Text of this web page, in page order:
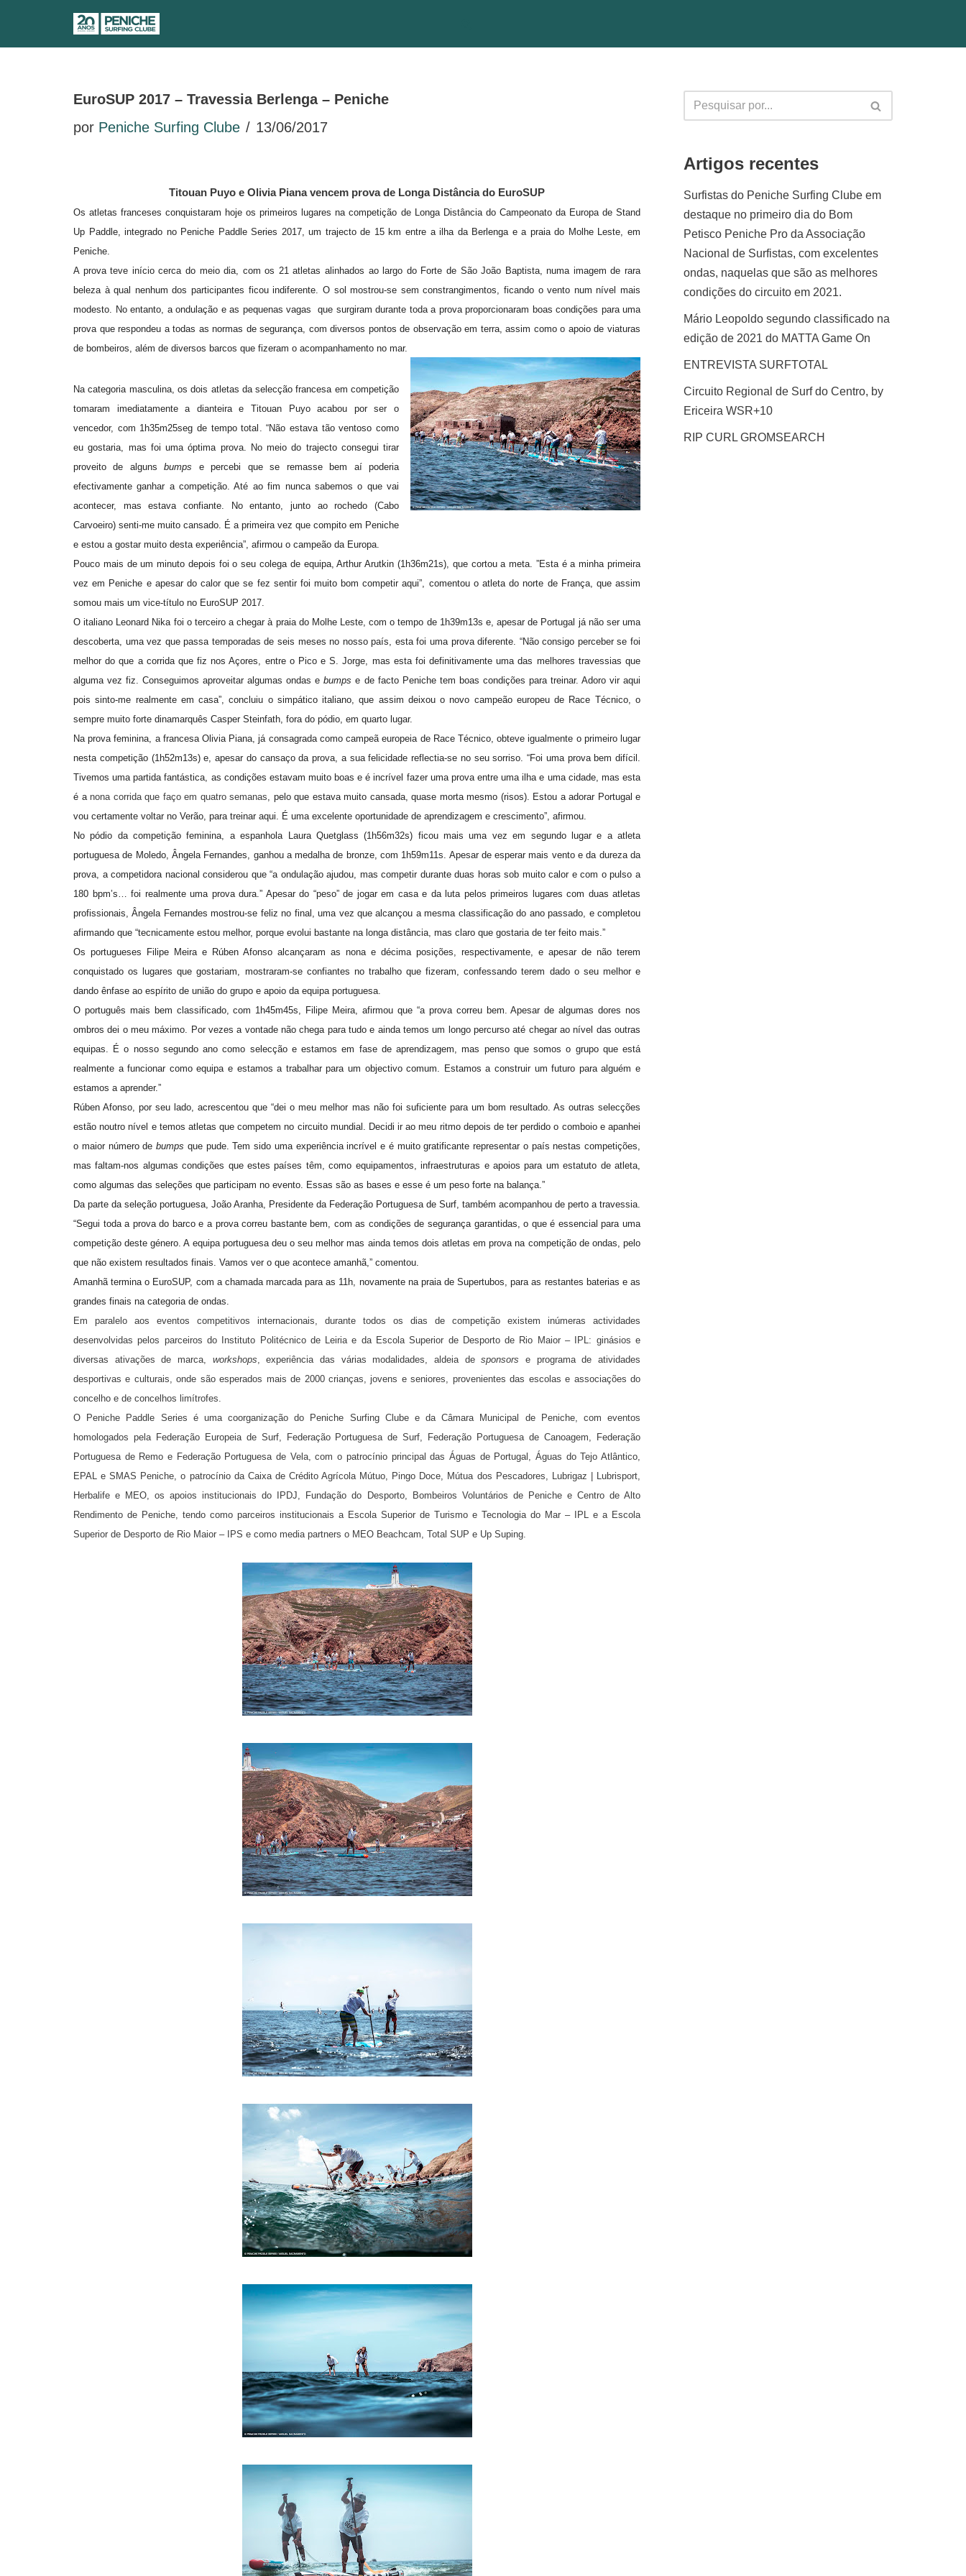
EuroSUP 2017 – Travessia Berlenga – Peniche
por Peniche Surfing Clube 13/06/2017
Titouan Puyo e Olivia Piana vencem prova de Longa Distância do EuroSUP
Os atletas franceses conquistaram hoje os primeiros lugares na competição de Longa Distância do Campeonato da Europa de Stand
Up Paddle, integrado no Peniche Paddle Series 2017, um trajecto de 15 km entre a ilha da Berlenga e a praia do Molhe Leste, em
Peniche.
A prova teve início cerca do meio dia, com os 21 atletas alinhados ao largo do Forte de São João Baptista, numa imagem de rara
beleza à qual nenhum dos participantes ficou indiferente. O sol mostrou-se sem constrangimentos, ficando o vento num nível mais
modesto. No entanto, a ondulação e as pequenas vagas
que surgiram durante toda a prova proporcionaram boas condições para uma
prova que respondeu a todas as normas de segurança, com diversos pontos de observação em terra, assim como o apoio de viaturas
de bombeiros, além de diversos barcos que fizeram o acompanhamento no mar.
Na categoria masculina, os dois atletas da selecção francesa em competição
tomaram imediatamente a dianteira e Titouan Puyo acabou por ser o
vencedor, com 1h35m25seg de tempo total. “Não estava tão ventoso como
eu gostaria, mas foi uma óptima prova. No meio do trajecto consegui tirar
proveito de algunsbumps e percebi que se remasse bem aí poderia
efectivamente ganhar a competição. Até ao fim nunca sabemos o que vai
acontecer, mas estava confiante. No entanto, junto ao rochedo (Cabo
Carvoeiro) senti-me muito cansado. É a primeira vez que compito em Peniche
e estou a gostar muito desta experiência”, afirmou o campeão da Europa.
Pouco mais de um minuto depois foi o seu colega de equipa, Arthur Arutkin (1h36m21s), que cortou a meta. ”Esta é a minha primeira
vez em Peniche e apesar do calor que se fez sentir foi muito bom competir aqui”, comentou o atleta do norte de França, que assim
somou mais um vice-título no EuroSUP 2017.
O italiano Leonard Nika foi o terceiro a chegar à praia do Molhe Leste, com o tempo de 1h39m13s e, apesar de Portugal já não ser uma
descoberta, uma vez que passa temporadas de seis meses no nosso país, esta foi uma prova diferente. “Não consigo perceber se foi
melhor do que a corrida que fiz nos Açores, entre o Pico e S. Jorge, mas esta foi definitivamente uma das melhores travessias que
alguma vez fiz. Conseguimos aproveitar algumas ondas ebumps e de facto Peniche tem boas condições para treinar. Adoro vir aqui
pois sinto-me realmente em casa”, concluiu o simpático italiano, que assim deixou o novo campeão europeu de Race Técnico, o
sempre muito forte dinamarquês Casper Steinfath, fora do pódio, em quarto lugar.
Na prova feminina, a francesa Olivia Piana, já consagrada como campeã europeia de Race Técnico, obteve igualmente o primeiro lugar
nesta competição (1h52m13s) e, apesar do cansaço da prova, a sua felicidade reflectia-se no seu sorriso. “Foi uma prova bem difícil.
Tivemos uma partida fantástica, as condições estavam muito boas e é incrível fazer uma prova entre uma ilha e uma cidade, mas esta
é a nona corrida que faço em quatro semanas, pelo que estava muito cansada, quase morta mesmo (risos). Estou a adorar Portugal e
vou certamente voltar no Verão, para treinar aqui. É uma excelente oportunidade de aprendizagem e crescimento”, afirmou.
No pódio da competição feminina, a espanhola Laura Quetglass (1h56m32s) ficou mais uma vez em segundo lugar e a atleta
portuguesa de Moledo, Ângela Fernandes, ganhou a medalha de bronze, com 1h59m11s. Apesar de esperar mais vento e da dureza da
prova, a competidora nacional considerou que “a ondulação ajudou, mas competir durante duas horas sob muito calor e com o pulso a
180 bpm’s… foi realmente uma prova dura.” Apesar do “peso” de jogar em casa e da luta pelos primeiros lugares com duas atletas
profissionais, Ângela Fernandes mostrou-se feliz no final, uma vez que alcançou a mesma classificação do ano passado, e completou
afirmando que “tecnicamente estou melhor, porque evolui bastante na longa distância, mas claro que gostaria de ter feito mais.”
Os portugueses Filipe Meira e Rúben Afonso alcançaram as nona e décima posições, respectivamente, e apesar de não terem
conquistado os lugares que gostariam, mostraram-se confiantes no trabalho que fizeram, confessando terem dado o seu melhor e
dando ênfase ao espírito de união do grupo e apoio da equipa portuguesa.
O português mais bem classificado, com 1h45m45s, Filipe Meira, afirmou que “a prova correu bem. Apesar de algumas dores nos
ombros dei o meu máximo. Por vezes a vontade não chega para tudo e ainda temos um longo percurso até chegar ao nível das outras
equipas. É o nosso segundo ano como selecção e estamos em fase de aprendizagem, mas penso que somos o grupo que está
realmente a funcionar como equipa e estamos a trabalhar para um objectivo comum. Estamos a construir um futuro para alguém e
estamos a aprender.”
Rúben Afonso, por seu lado, acrescentou que “dei o meu melhor mas não foi suficiente para um bom resultado. As outras selecções
estão noutro nível e temos atletas que competem no circuito mundial. Decidi ir ao meu ritmo depois de ter perdido o comboio e apanhei
o maior número de bumps que pude. Tem sido uma experiência incrível e é muito gratificante representar o país nestas competições,
mas faltam-nos algumas condições que estes países têm, como equipamentos, infraestruturas e apoios para um estatuto de atleta,
como algumas das seleções que participam no evento. Essas são as bases e esse é um peso forte na balança.”
Da parte da seleção portuguesa, João Aranha, Presidente da Federação Portuguesa de Surf, também acompanhou de perto a travessia.
“Segui toda a prova do barco e a prova correu bastante bem, com as condições de segurança garantidas, o que é essencial para uma
competição deste género. A equipa portuguesa deu o seu melhor mas ainda temos dois atletas em prova na competição de ondas, pelo
que não existem resultados finais. Vamos ver o que acontece amanhã,” comentou.
Amanhã termina o EuroSUP, com a chamada marcada para as 11h, novamente na praia de Supertubos, para as restantes baterias e as
grandes finais na categoria de ondas.
Em paralelo aos eventos competitivos internacionais, durante todos os dias de competição existem inúmeras actividades
desenvolvidas pelos parceiros do Instituto Politécnico de Leiria e da Escola Superior de Desporto de Rio Maior–IPL: ginásios e
diversas ativações de marca, workshops, experiência das várias modalidades, aldeia desponsors e programa de atividades
desportivas e culturais, onde são esperados mais de 2000 crianças, jovens e seniores, provenientes das escolas e associações do
concelho e de concelhos limítrofes.
O Peniche Paddle Series é uma coorganização do
Peniche Surfing Clube e da Câmara Municipal de Peniche, com eventos
homologados pela Federação Europeia de Surf, Federação Portuguesa de Surf, Federação Portuguesa de Canoagem, Federação
Portuguesa de Remo e Federação Portuguesa de Vela, com o patrocínio principal das Águas de Portugal, Águas do Tejo Atlântico,
EPAL e SMAS Peniche, o patrocínio da Caixa de Crédito Agrícola Mútuo, Pingo Doce, Mútua dos Pescadores, Lubrigaz | Lubrisport,
Herbalife e MEO, os apoios institucionais do IPDJ, Fundação do Desporto, Bombeiros Voluntários de Peniche e Centro de Alto
Rendimento de Peniche, tendo como parceiros institucionais a Escola Superior de Turismo e Tecnologia do Mar – IPL e a Escola
Superior de Desporto de Rio Maior – IPS e como media partners o MEO Beachcam, Total SUP e Up Suping.
Artigos recentes
Surfistas do Peniche Surfing Clube em
destaque no primeiro dia do Bom
Petisco Peniche Pro da Associação
Nacional de Surfistas, com excelentes
ondas, naquelas que são as melhores
condições do circuito em 2021.
Mário Leopoldo segundo classificado na
edição de 2021 do MATTA Game On
ENTREVISTA SURFTOTAL
Circuito Regional de Surf do Centro, by
Ericeira WSR+10
RIP CURL GROMSEARCH